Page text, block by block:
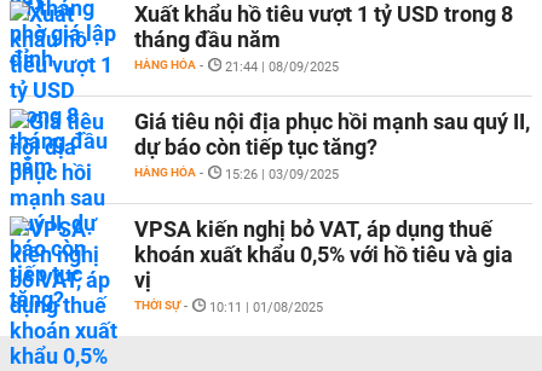
Xuất khẩu hồ tiêu vượt 1 tỷ USD trong 8
tháng đầu năm
HÀNG HÓA - 21:44 | 08/09/2025
Giá tiêu nội địa phục hồi mạnh sau quý II,
dự báo còn tiếp tục tăng?
HÀNG HÓA - 15:26 | 03/09/2025
VPSA kiến nghị bỏ VAT, áp dụng thuế
khoán xuất khẩu 0,5% với hồ tiêu và gia
vị
THỜI SỰ - 10:11 | 01/08/2025